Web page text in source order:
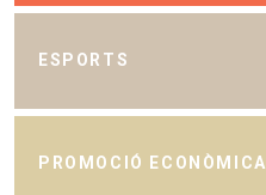
ESPORTS
PROMOCIÓ ECONÒMICA